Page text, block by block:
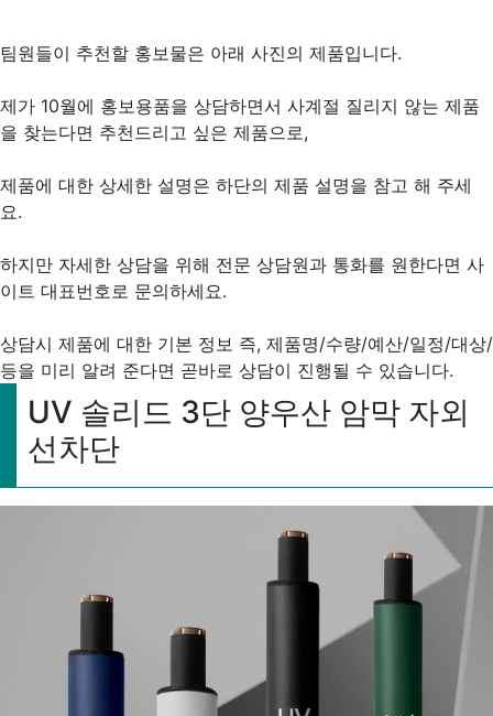
팀원들이 추천할 홍보물은 아래 사진의 제품입니다.
제가 10월에 홍보용품을 상담하면서 사계절 질리지 않는 제품
을 찾는다면 추천드리고 싶은 제품으로,
제품에 대한 상세한 설명은 하단의 제품 설명을 참고 해 주세
요.
하지만 자세한 상담을 위해 전문 상담원과 통화를 원한다면 사
이트 대표번호로 문의하세요.
상담시 제품에 대한 기본 정보 즉, 제품명/수량/예산/일정/대상/
등을 미리 알려 준다면 곧바로 상담이 진행될 수 있습니다.
UV 솔리드 3단 양우산 암막 자외
선차단